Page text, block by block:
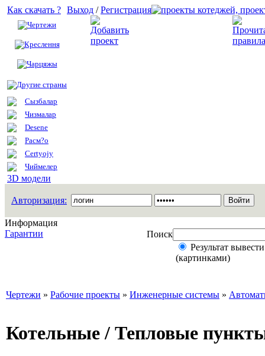
Как скачать ?
Чертежи
Креслення
Чарцяжы
Другие страны
Сызбалар
Чизмалар
Desene
Расм?о
Certyojy
Чиймелер
3D модели
Выход /Регистрация
Авторизация:
Информация
Гарантии
Поиск
Результат
(картинками)
Чертежи » Рабочие проекты » Инженерные системы »
Котельные / Тепловые